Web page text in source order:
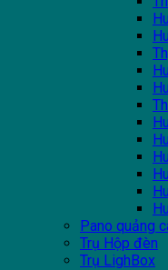
Pano quảng
Trụ Hộp đèn
Trụ LighBox